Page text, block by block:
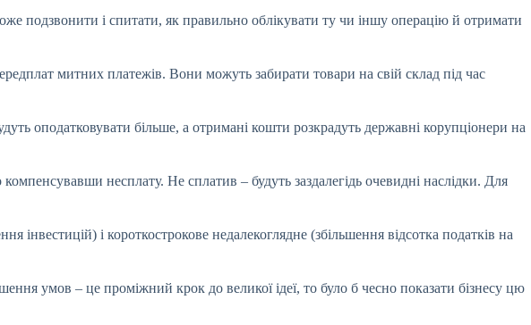
подзвонити і спитати, як правильно облікувати ту чи іншу операцію й отримати
митних платежів. Вони можуть забирати товари на свій склад під час
оподатковувати більше, а отримані кошти розкрадуть державні корупціонери на
несплату. Не сплатив – будуть заздалегідь очевидні наслідки. Для
і короткострокове недалекоглядне (збільшення відсотка податків на
умов – це проміжний крок до великої ідеї, то було б чесно показати бізнесу цю